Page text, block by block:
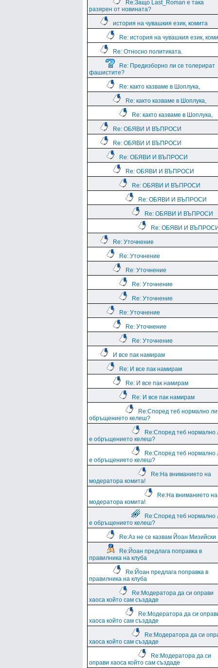
Re:Защо Last_Roman e така
разярен от новината?
история на чувашкия език, комита
Re: история на чувашкия език,
Re: Относно политиката.
Re: Предизборно ли се толерират
фашистите?
Re: както казваме в Шоплука,
Re: както казваме в Шоплука,
Re: както казваме в Шоплука,
Re: ОБЯВИ И ВЪПРОСИ
Re: ОБЯВИ И ВЪПРОСИ
Re: ОБЯВИ И ВЪПРОСИ
Re: ОБЯВИ И ВЪПРОСИ
Re: ОБЯВИ И ВЪПРОСИ
Re: ОБЯВИ И ВЪПРОСИ
Re: ОБЯВИ И ВЪПРОСИ
Re: ОБЯВИ И
Re: Уточнение
Re: Уточнение
Re: Уточнение
Re: Уточнение
Re: Уточнение
Re: Уточнение
Re: Уточнение
Re: Уточнение
И все пак намирам
Re: И все пак намирам
Re: И все пак намирам
Re: И все пак намирам
Re:Според теб нормално
обръщението келеш?
Re:Според теб нормално
е обръщението келеш?
Re:Според теб нормално
е обръщението келеш?
Re:На вниманието на
модератора комита!
Re:На вниманието на
модератора комита!
Re:Според теб нормално
е обръщението келеш?
Re:Аз не се казвам Йоан Мизийски
Re:Йоан предлага поправка в
правилника на клуба
Re:Йоан предлага поправка в
правилника на клуба
Re:Модератора да си оправи
хаоса който сам създаде
Re:Модератора да си
хаоса който сам създаде
Re:Модератора да си
хаоса който сам създаде
Re:Модератора да си
оправи хаоса който сам създаде